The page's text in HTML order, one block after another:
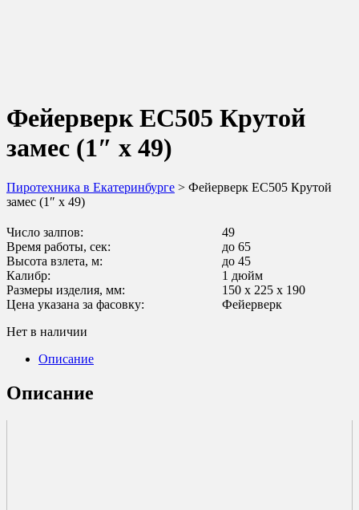
Фейерверк ЕС505 Крутой
замес (1″ х 49)
Пиротехника в Екатеринбурге > Фейерверк ЕС505 Крутой
замес (1″ х 49)
Число залпов:
49
Время работы, сек:
до 65
Высота взлета, м:
до 45
Калибр:
1 дюйм
Размеры изделия, мм:
150 x 225 x 190
Цена указана за фасовку:
Фейерверк
Нет в наличии
Описание
Описание